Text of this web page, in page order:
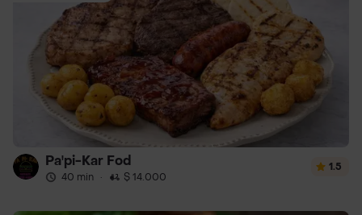
Pa'pi-Kar Fod
40 min · $ 14.000
1.5